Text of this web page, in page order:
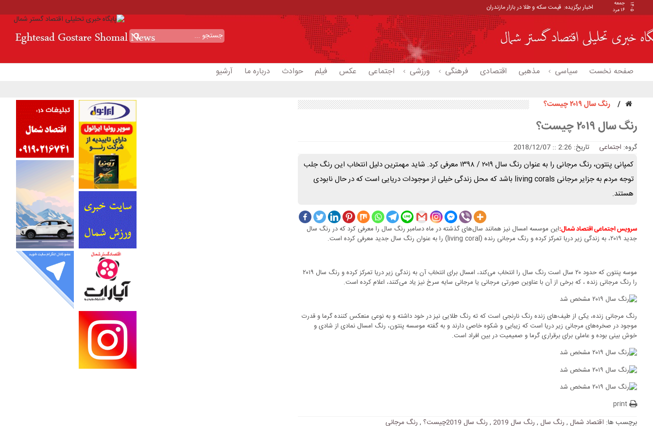
۱۴۰۵
جمعه
۱۶ مرد
اخبار برگزیده: قیمت سکه و طلا در بازار مازندران
صفحه نخست سیاسی مذهبی اقتصادی فرهنگی ورزشی اجتماعی عکس فیلم حوادث درباره ما آرشیو
رنگ سال ۲۰۱۹ چیست؟
رنگ سال ۲۰۱۹ چیست؟
گروه: اجتماعی تاریخ: 2:26 :: 2018/12/07
کمپانی پنتون، رنگ مرجانی را به عنوان رنگ سال ۲۰۱۹ / ۱۳۹۸ معرفی کرد. شاید مهمترین دلیل انتخاب این رنگ جلب
توجه مردم به جزایر مرجانی living corals باشد که محل زندگی خیلی از موجودات دریایی است که در حال نابودی
هستند.
سرویس اجتماعی اقتصاد شمال:این موسسه امسال نیز همانند سال‌های گذشته در ماه دسامبر رنگ سال را معرفی کرد که در رنگ سال
جدید ۲۰۱۹، به زندگی زیر دریا تمرکز کرده و رنگ مرجانی رنده (living coral) را به عنوان رنگ سال جدید معرفی کرده است.
موسه پنتون که حدود ۲۰ سال است رنگ سال را انتخاب می‌کند، امسال برای انتخاب آن به زندگی زیر دریا تمرکز کرده و رنگ سال ۲۰۱۹
را رنگ مرجانی زنده ، که برخی از آن با عناوین صورتی مرجانی یا مرجانی سایه سرخ نیز یاد می‌کنند، اعلام کرده است.
رنگ مرجانی زنده، یکی از طیف‌های زنده رنگ نارنجی است که ته رنگ طلایی نیز در خود داشته و به نوعی منعکس کننده گرما و قدرت
موجود در صخره‌های مرجانی زیر دریا است که زیبایی و شکوه خاصی دارند و به گفته موسسه پنتون، رنگ امسال نمادی از شادی و
خوش بینی بوده و عاملی برای برقراری گرما و صمیمیت در بین افراد است.
print
برچسب ها: اقتصاد شمال , رنگ سال , رنگ سال 2019 , رنگ سال 2019چیست؟ , رنگ مرجانی